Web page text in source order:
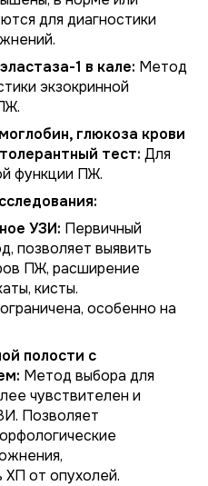
для диагностики
1 в кале: Метод
экзокринной
глюкоза крови
тест: Для
функции ПЖ.
УЗИ: Первичный
позволяет выявить
ПЖ, расширение
кисты.
особенно на
полости с
Метод выбора для
чувствителен и
Позволяет
от опухолей.